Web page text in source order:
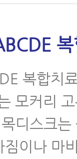
복합치
모커리
디스크는
이나 마